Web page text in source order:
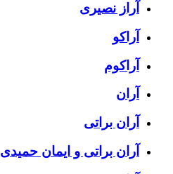
آراز نصیری
آراکو
آراکوم
آران
آران براتی
آران براتی و ایمان حمیدی